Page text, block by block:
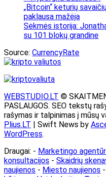
„Bitcoin“ keturių
paklausa mažėja
Sėkmės istorija:
su 101 blokų grandine
Source: CurrencyRate
WEBSTUDIO.LT ©
PASLAUGOS. SEO tekstų
rašymas ir talpinimas į mūsų
Plius.LT | Swift News by
WordPress.
Draugai: - Marketingo
konsultacijos - Skaidrių
naujienos - Miesto naujienos -